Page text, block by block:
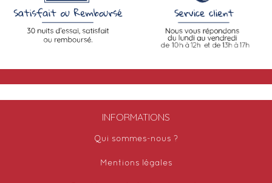
INFORMATIONS
Qui sommes-nous ?
Mentions légales